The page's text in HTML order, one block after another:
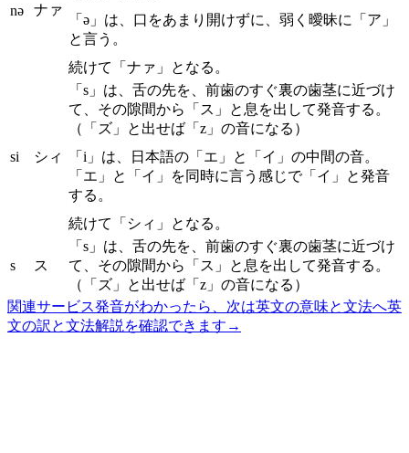
nə ナァ
「ə」は、口をあまり開けずに、弱く曖昧に「ア」
と言う。
続けて「ナァ」となる。
si シィ
「s」は、舌の先を、前歯のすぐ裏の歯茎に近づけ
て、その隙間から「ス」と息を出して発音する。
（「ズ」と出せば「z」の音になる）
「i」は、日本語の「エ」と「イ」の中間の音。
「エ」と「イ」を同時に言う感じで「イ」と発音
する。
続けて「シィ」となる。
s ス
「s」は、舌の先を、前歯のすぐ裏の歯茎に近づけ
て、その隙間から「ス」と息を出して発音する。
（「ズ」と出せば「z」の音になる）
関連サービス発音がわかったら、次は英文の意味と文法へ英
文の訳と文法解説を確認できます →